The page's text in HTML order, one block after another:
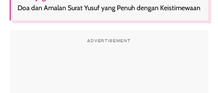
Doa dan Amalan Surat Yusuf yang Penuh dengan Keistimewaan
ADVERTISEMENT